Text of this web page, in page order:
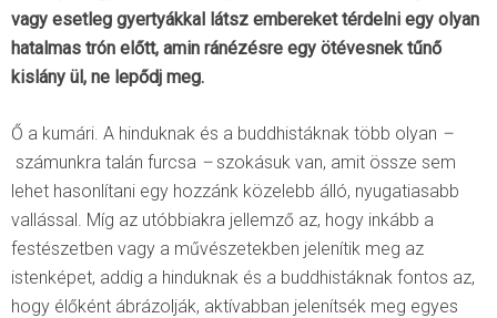
vagy esetleg gyertyákkal látsz embereket térdelni egy olyan
hatalmas trón előtt, amin ránézésre egy ötévesnek tűnő
kislány ül, ne lepődj meg.
Ő a kumári. A hinduknak és a buddhistáknak több olyan –
számunkra talán furcsa –szokásuk van, amit össze sem
lehet hasonlítani egy hozzánk közelebb álló, nyugatiasabb
vallással. Míg az utóbbiakra jellemző az, hogy inkább a
festészetben vagy a művészetekben jelenítik meg az
istenképet, addig a hinduknak és a buddhistáknak fontos az,
hogy élőként ábrázolják, aktívabban jelenítsék meg egyes